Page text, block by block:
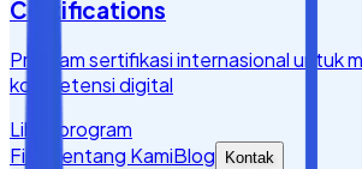
Certifications
Program sertifikasi internasional untuk
kompetensi digital
Lihat program
Fitur
Tentang KamiBlog Kontak